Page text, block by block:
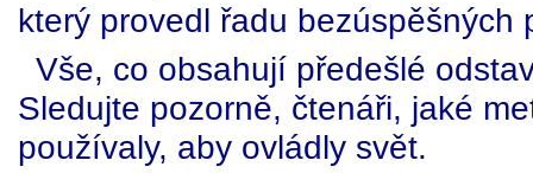
který provedl řadu bezúspěšných
Vše, co obsahují předešlé
Sledujte pozorně, čtenáři, jaké
používaly, aby ovládly svět.